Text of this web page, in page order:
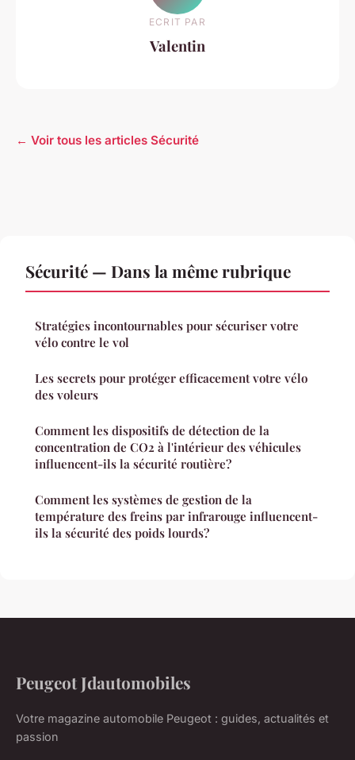
ECRIT PAR
Valentin
← Voir tous les articles Sécurité
Sécurité — Dans la même rubrique
Stratégies incontournables pour sécuriser votre
vélo contre le vol
Les secrets pour protéger efficacement votre vélo
des voleurs
Comment les dispositifs de détection de la
concentration de CO2 à l'intérieur des véhicules
influencent-ils la sécurité routière?
Comment les systèmes de gestion de la
température des freins par infrarouge influencent-
ils la sécurité des poids lourds?
Peugeot Jdautomobiles
Votre magazine automobile Peugeot : guides, actualités et
passion